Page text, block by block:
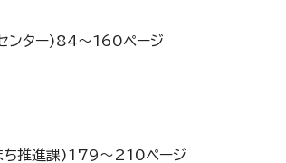
センター)84～160ページ
まち推進課)179～210ページ